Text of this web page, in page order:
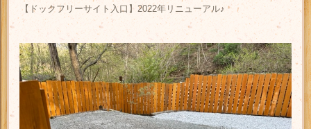
【ドックフリーサイト入口】2022年リニューアル♪